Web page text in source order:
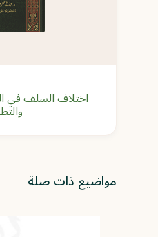
اختلاف السلف في
مواضيع ذات صلة